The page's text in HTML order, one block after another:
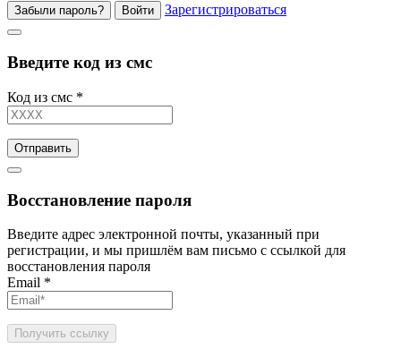
Забыли пароль? Войти Зарегистрироваться
Введите код из смс
Код из смс *
Отправить
Восстановление пароля
Введите адрес электронной почты, указанный при
регистрации, и мы пришлём вам письмо с ссылкой для
восстановления пароля
Email *
Получить ссылку